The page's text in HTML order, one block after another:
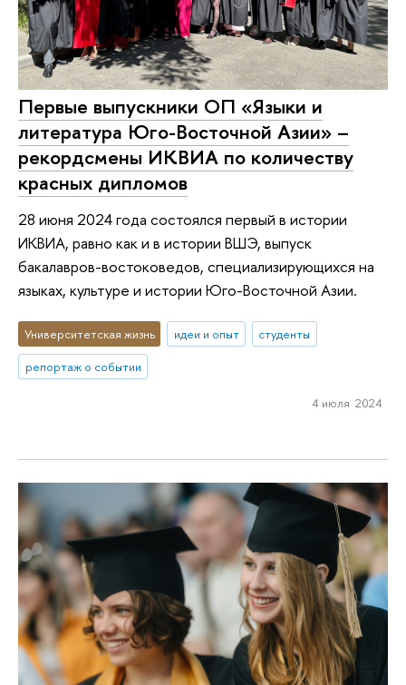
Первые выпускники ОП «Языки и
литература Юго-Восточной Азии» –
рекордсмены ИКВИА по количеству
красных дипломов
28 июня 2024 года состоялся первый в истории
ИКВИА, равно как и в истории ВШЭ, выпуск
бакалавров-востоковедов, специализирующихся на
языках, культуре и истории Юго-Восточной Азии.
Университетская жизнь идеи и опыт
студенты
репортаж о событии
4 июля 2024